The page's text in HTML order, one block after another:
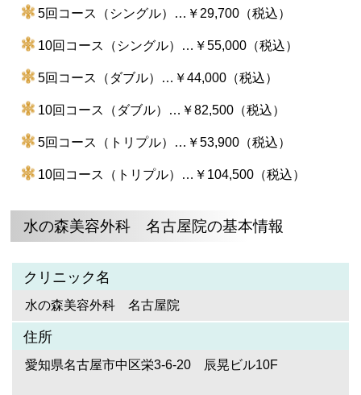
5回コース（シングル）…￥29,700（税込）
10回コース（シングル）…￥55,000（税込）
5回コース（ダブル）…￥44,000（税込）
10回コース（ダブル）…￥82,500（税込）
5回コース（トリプル）…￥53,900（税込）
10回コース（トリプル）…￥104,500（税込）
水の森美容外科 名古屋院の基本情報
クリニック名
水の森美容外科 名古屋院
住所
愛知県名古屋市中区栄3-6-20 辰晃ビル10F